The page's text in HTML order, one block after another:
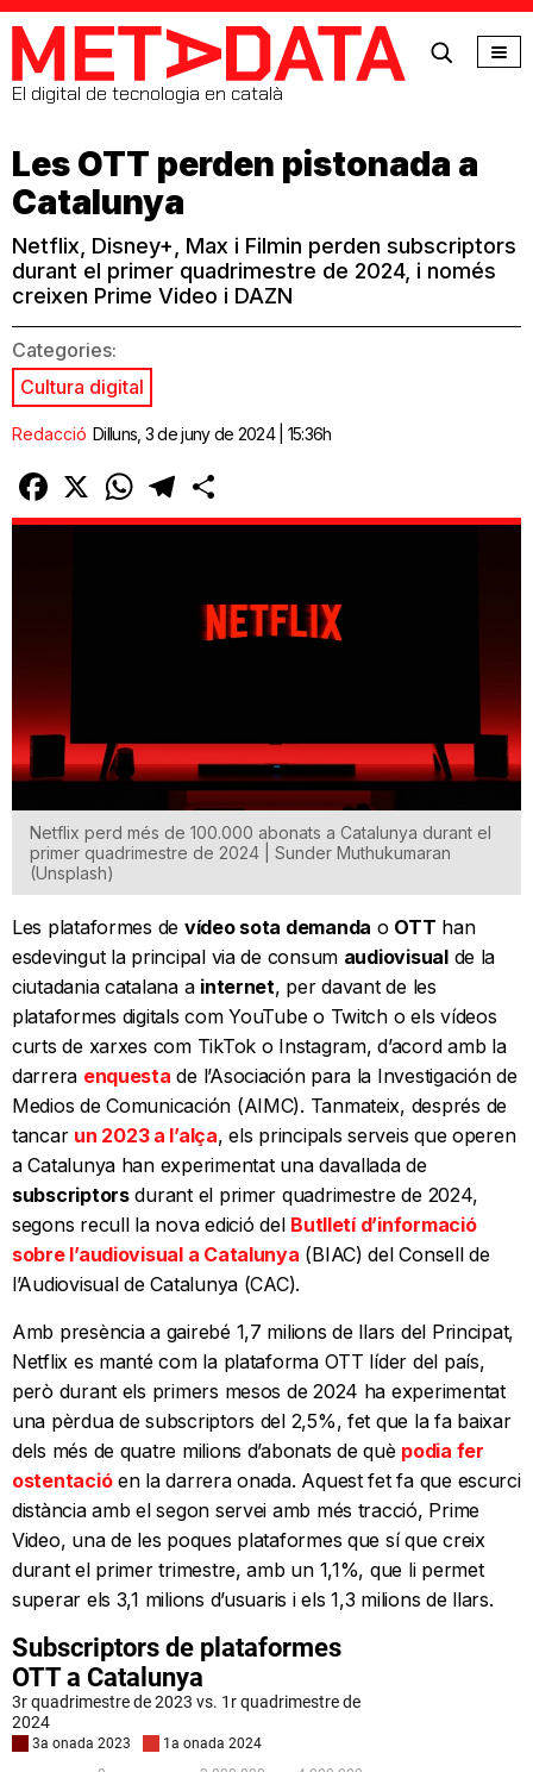
MetaData
El digital de tecnologia en català
Les OTT perden pistonada a
Catalunya
Netflix, Disney+, Max i Filmin perden subscriptors
durant el primer quadrimestre de 2024, i només
creixen Prime Video i DAZN
Categories:
Cultura digital
Redacció Dilluns, 3 de juny de 2024 | 15:36h
Facebook
X WhatsAppTelegram
Netflix perd més de 100.000 abonats a Catalunya durant el
primer quadrimestre de 2024 | Sunder Muthukumaran
(Unsplash)
Les plataformes de vídeo sota demanda o OTT han
esdevingut la principal via de consum audiovisualde la
ciutadania catalana a internet, per davant de les
plataformes digitals com YouTube o Twitch o els vídeos
curts de xarxes com TikTok o Instagram, d’acord amb la
darrera enquesta de l’Asociación para la Investigación de
Medios de Comunicación (AIMC). Tanmateix, després de
tancar un 2023 a l’alça, els principals serveis que operen
a Catalunya han experimentat una davallada de
subscriptorsdurant el primer quadrimestre de 2024,
segons recull la nova edició del Butlletí d’informació
sobre l’audiovisual a Catalunya (BIAC) del Consell de
l’Audiovisual de Catalunya (CAC).
Amb presència a gairebé 1,7 milions de llars del Principat,
Netflix es manté com la plataforma OTT líder del país,
però durant els primers mesos de 2024 ha experimentat
una pèrdua de subscriptors del 2,5%, fet que la fa baixar
dels més de quatre milions d’abonats de què podia fer
ostentacióen la darrera onada. Aquest fet fa que escurci
distància amb el segon servei amb més tracció, Prime
Video, una de les poques plataformes que sí que creix
durant el primer trimestre, amb un 1,1%, que li permet
superar els 3,1 milions d’usuaris i els 1,3 milions de llars.